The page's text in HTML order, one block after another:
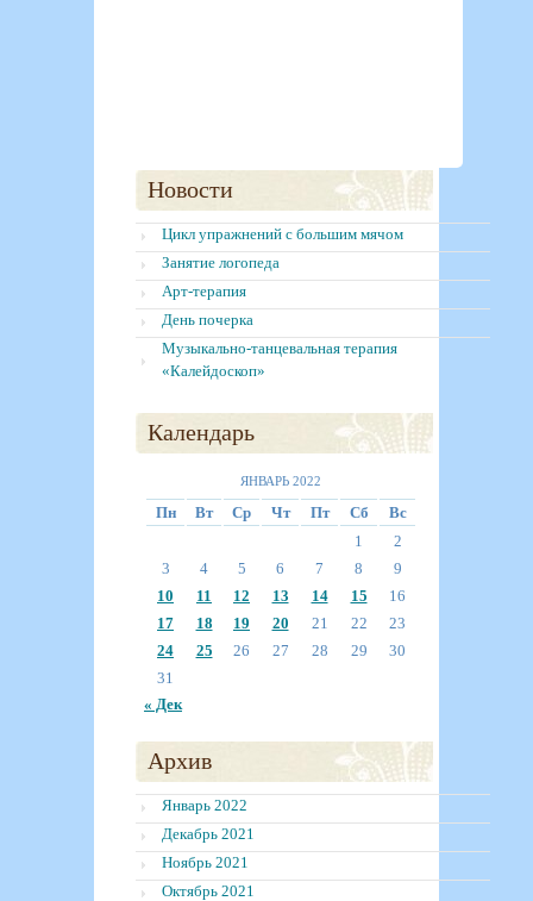
Новости
Цикл упражнений с большим мячом
Занятие логопеда
Арт-терапия
День почерка
Музыкально-танцевальная терапия
«Калейдоскоп»
Календарь
ЯНВАРЬ 2022
Пн Вт Ср Чт Пт Сб
Вс
1
2
3
4 5 6 7 8
9
10
11 12 13 14 15
16
17
18 19 20 21 22
23
24
25 26 27 28 29
30
31
« Дек
Архив
Январь 2022
Декабрь 2021
Ноябрь 2021
Октябрь 2021